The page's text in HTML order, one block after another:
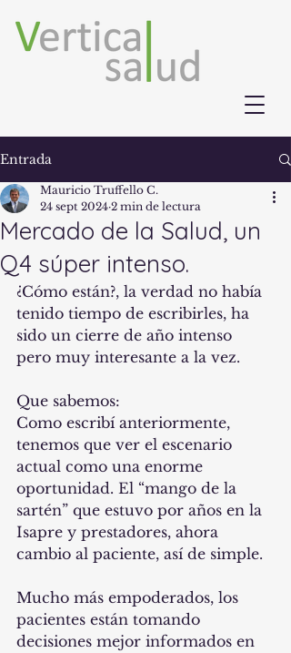
Entrada
Mercado de la Salud, un
Q4 súper intenso.
Mauricio Truffello C.
24 sept 2024 2 min de lectura
¿Cómo están?, la verdad no había
tenido tiempo de escribirles, ha
sido un cierre de año intenso
pero muy interesante a la vez.
Que sabemos:
Como escribí anteriormente,
tenemos que ver el escenario
actual como una enorme
oportunidad. El “mango de la
sartén” que estuvo por años en la
Isapre y prestadores, ahora
cambio al paciente, así de simple.
Mucho más empoderados, los
pacientes están tomando
decisiones mejor informados en